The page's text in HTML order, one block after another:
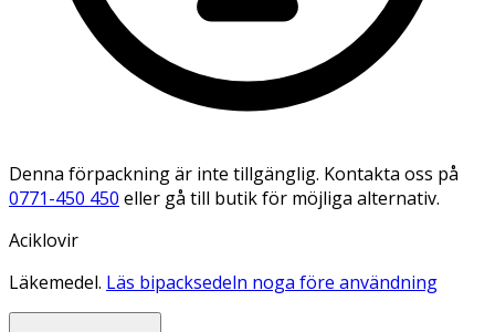
Denna förpackning är inte tillgänglig. Kontakta oss på
0771-450 450 eller gå till butik för möjliga alternativ.
Aciklovir
Läkemedel. Läs bipacksedeln noga före användning